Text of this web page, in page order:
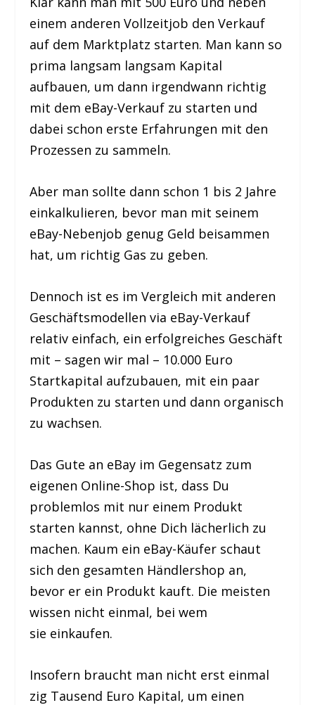
einem anderen Vollzeitjob den Verkauf
auf dem Marktplatz starten. Man kann so
prima langsam langsam Kapital
aufbauen, um dann irgendwann richtig
mit dem eBay-Verkauf zu starten und
dabei schon erste Erfahrungen mit den
Prozessen zu sammeln.
Aber man sollte dann schon 1 bis 2 Jahre
einkalkulieren, bevor man mit seinem
eBay-Nebenjob genug Geld beisammen
hat, um richtig Gas zu geben.
Dennoch ist es im Vergleich mit anderen
Geschäftsmodellen via eBay-Verkauf
relativ einfach, ein erfolgreiches Geschäft
mit – sagen wir mal – 10.000 Euro
Startkapital aufzubauen, mit ein paar
Produkten zu starten und dann organisch
zu wachsen.
Das Gute an eBay im Gegensatz zum
eigenen Online-Shop ist, dass Du
problemlos mit nur einem Produkt
starten kannst, ohne Dich lächerlich zu
machen. Kaum ein eBay-Käufer schaut
sich den gesamten Händlershop an,
bevor er ein Produkt kauft. Die meisten
wissen nicht einmal, bei wem
sie einkaufen.
Insofern braucht man nicht erst einmal
zig Tausend Euro Kapital, um einen